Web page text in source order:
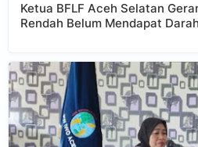
Ketua BFLF Aceh Selatan
Rendah Belum Mendapat